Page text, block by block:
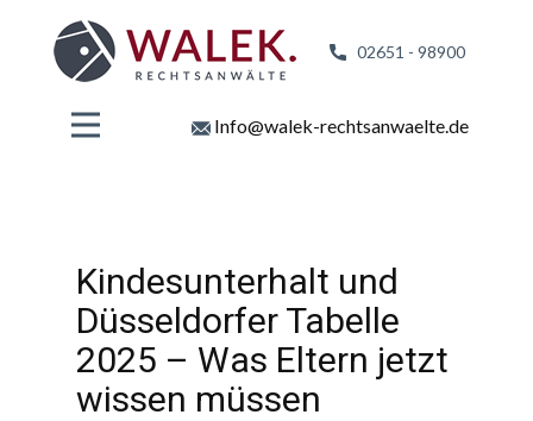
02651 - 98900
Info@walek-rechtsanwaelte.de
Kindesunterhalt und
Düsseldorfer Tabelle
2025 – Was Eltern jetzt
wissen müssen